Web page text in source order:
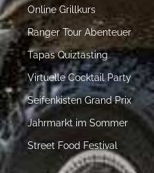
Online Grillkurs
Ranger Tour Abenteuer
Tapas Quiztasting
Virtuelle Cocktail Party
Seifenkisten Grand Prix
Jahrmarkt im Sommer
Street Food Festival